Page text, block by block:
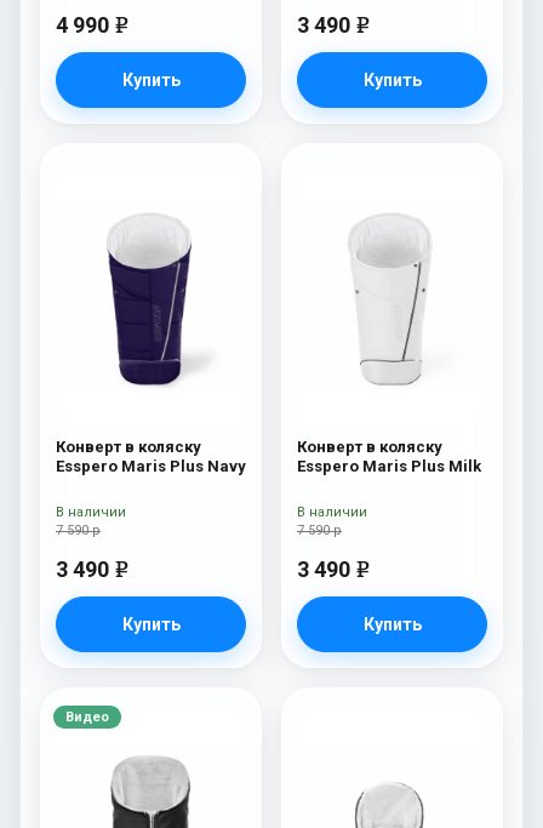
4 990 e
Купить
3 490 e
Купить
Конверт в коляску
Esspero Maris Plus Navy
7 590 р
3 490 e
Купить
В наличии
Конверт в коляску
Esspero Maris Plus Milk
7 590 р
3 490 e
Купить
В наличии
Видео